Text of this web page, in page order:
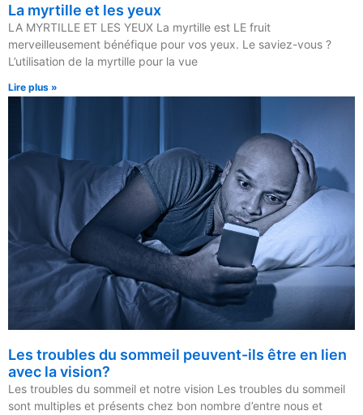
La myrtille et les yeux
LA MYRTILLE ET LES YEUX La myrtille est LE fruit
merveilleusement bénéfique pour vos yeux. Le saviez-vous ?
L’utilisation de la myrtille pour la vue
Lire plus »
Les troubles du sommeil peuvent-ils être en lien
avec la vision?
Les troubles du sommeil et notre vision Les troubles du sommeil
sont multiples et présents chez bon nombre d’entre nous et